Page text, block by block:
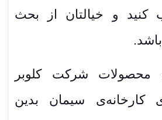
کنید و خیالتان از بحث
محصولات شرکت کلوبر
کارخانه‌ی سیمان بدین